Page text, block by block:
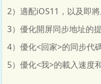
2）適配iOS11，以及即
3）優化開屏同步地址的
4）優化<回家>的同步代
5）優化<我>的載入速度